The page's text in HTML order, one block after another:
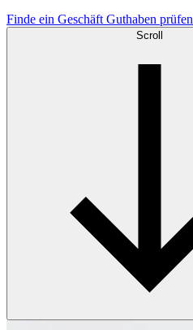
Finde ein Geschäft Guthaben prüfen